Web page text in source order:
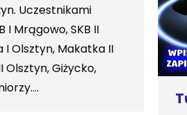
Uczestnikami
I Mrągowo, SKB II
Olsztyn, Makatka II
Olsztyn, Giżycko,